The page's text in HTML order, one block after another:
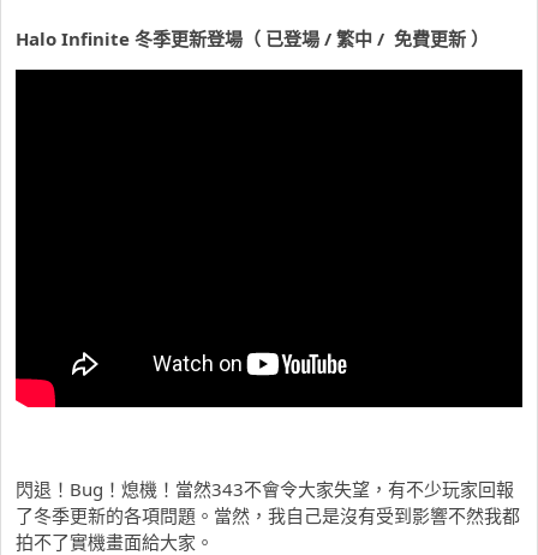
Halo Infinite 冬季更新登場（ 已登場 / 繁中 / 免費更新 ）
閃退！Bug！熄機！當然343不會令大家失望，有不少玩家回報
了冬季更新的各項問題。當然，我自己是沒有受到影響不然我都
拍不了實機畫面給大家。